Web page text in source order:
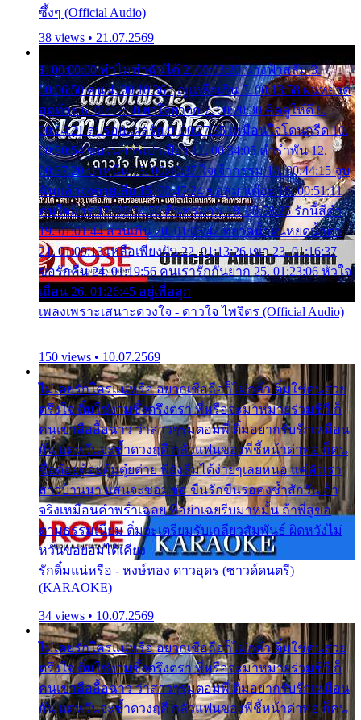
ซึ้งๆ (Official Audio)
38 views • 21.07.2569
1. 00:00:00 ทำไมทำฉันได้ 2. 00:03:20 นางฟ้าสลัม 3.
00:06:50 คน 4. 00:10:36 บุญเหลือเกิน 5. 00:13:58 ฝนหยาด
สุดท้าย 6. 00:17:30 ยาใจยาจก 7. 00:20:30 คิดดูให้ดี 8.
00:24:21 ลบรอยแผลรัก 9. 00:27:35 เหมือนใจโดนกรีด 10.
00:30:54 ขบวนการเปาเปียว 11. 00:34:05 คำรำพัน 12.
00:37:20 ปาหนัน 13. 00:40:37 ใจเจ้ากรรม 14. 00:44:15 จูบ
ฉันแล้วจงตายเสีย 15. 00:47:24 ขอสูมาเต๊อะ 16. 00:51:11
คนใจมาร 17. 00:54:50 คืนทรมาน 18. 00:58:25 รักนี้สีดำ
19. 01:01:44 ส่วนเกิน 20. 01:05:42 หยาดน้ำฝนหยดน้ำตา
21. 01:09:13 เหลือเพียงฝัน 22. 01:13:26 เขา 23. 01:16:37
ขอรักคืน 24. 01:19:56 คนเรารักกันยาก 25. 01:23:06 หัวใจ
เถื่อน 26. 01:26:45 อยู่เพื่อลูก
เพลงเพราะเสนาะดวงใจ - ดาวใจ ไพจิตร (Official Audio)
150 views • 10.07.2569
ไม่เคยรักใครแน่หรือ อยากเชื่อถือก็ไม่กล้า ติ๋มใช่คนสวย
ตรึงใจ ติ๋มใช่งามซึ้งตรึงตรา พี่หรือจะมาหมายร่วมชีวี ก็
คนเขาลืออื้อฉาว ว่าสาวๆรุมตอมพี่ ติ๋มอยากรับรักเหมือน
กัน แต่หวั่นจะช้ำดวงฤดี กลัวแฟนของพี่ชี้หน้าด่าทอ ก็คน
ชื่อต๋อยต้อยตุ้มตุ๋ยต่าย พี่ยังลืมได้ง่ายๆเลยหนอ แค่ตัวเรา
สาวบ้านนา แสนจะซอมซ่อ ขืนรักขืนรอคงช้ำสักวัน ถ้า
จริงเหมือนคำพร่ำเฉลย พี่อย่าเฉยรีบมาหมั้น ถ้าพี่สู่ขอ
ตามธรรมเนียม ติ๋มจะเตรียมรับเกลียวสัมพันธ์ ผิดหวังไม่
หวั่นขอยอมได้เคียง
รักติ๋มแน่หรือ - หงษ์ทอง ดาวอุดร (ซาวด์ดนตรี)
(KARAOKE)
34 views • 10.07.2569
ไม่เคยรักใครแน่หรือ อยากเชื่อถือก็ไม่กล้า ติ๋มใช่คนสวย
ตรึงใจ ติ๋มใช่งามซึ้งตรึงตรา พี่หรือจะมาหมายร่วมชีวี ก็
คนเขาลืออื้อฉาว ว่าสาวๆรุมตอมพี่ ติ๋มอยากรับรักเหมือน
กัน แต่หวั่นจะช้ำดวงฤดี กลัวแฟนของพี่ชี้หน้าด่าทอ ก็คน